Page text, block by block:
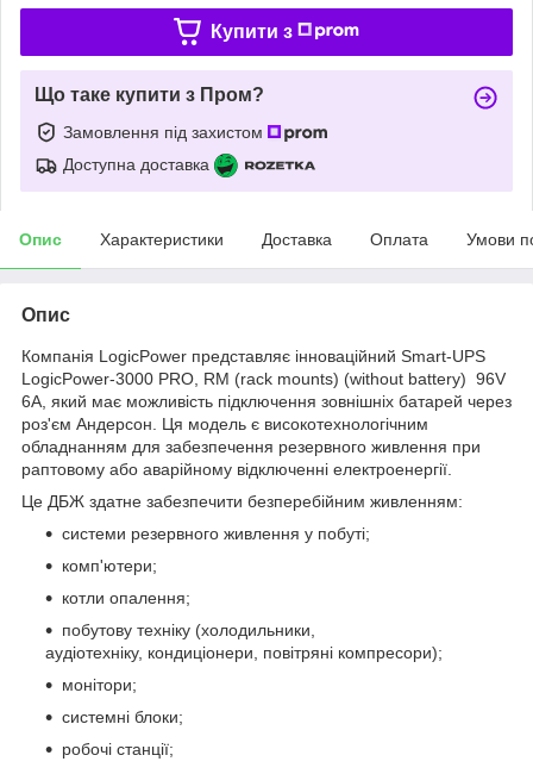
Купити з
Що таке купити з Пром?
Замовлення під захистом
Доступна доставка
Опис Характеристики Доставка Оплата Умови
Опис
Компанія LogicPower представляє інноваційний Smart-UPS
LogicPower-3000 PRO, RM (rack mounts) (without battery) 96V
6A, який має можливість підключення зовнішніх батарей через
роз'єм Андерсон. Ця модель є високотехнологічним
обладнанням для забезпечення резервного живлення при
раптовому або аварійному відключенні електроенергії.
Це ДБЖ здатне забезпечити безперебійним живленням:
системи резервного живлення у побуті;
комп'ютери;
котли опалення;
побутову техніку (холодильники,
аудіотехніку, кондиціонери, повітряні компресори);
монітори;
системні блоки;
робочі станції;